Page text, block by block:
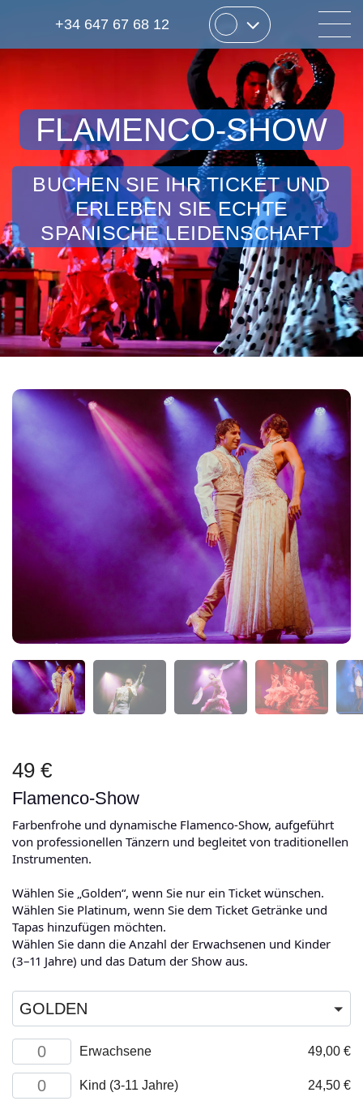
+34 647 67 68 12
FLAMENCO-SHOW
BUCHEN SIE IHR TICKET UND
ERLEBEN SIE ECHTE
SPANISCHE LEIDENSCHAFT
49 €
Flamenco-Show
Farbenfrohe und dynamische Flamenco-Show, aufgeführt
von professionellen Tänzern und begleitet von traditionellen
Instrumenten.
Wählen Sie „Golden“, wenn Sie nur ein Ticket wünschen.
Wählen Sie Platinum, wenn Sie dem Ticket Getränke und
Tapas hinzufügen möchten.
Wählen Sie dann die Anzahl der Erwachsenen und Kinder
(3–11 Jahre) und das Datum der Show aus.
GOLDEN
Adult
Menge
Erwachsene 49,00 €
Child
(3-
Kind (3-11 Jahre) 24,50 €